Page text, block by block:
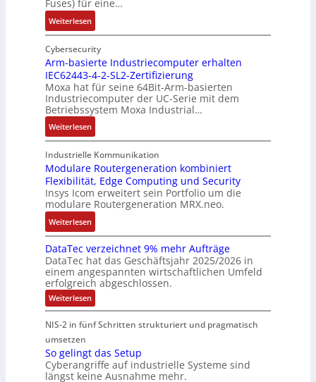
e
h
ä
u
s
e
d
e
h
n
u
n
g
e
n
e
n
A
u
f
w
a
n
d
,
K
o
t
e
n
u
n
d
S
t
ö
r
a
n
ä
l
i
t
ä
t
b
e
g
i
n
n
t
a
n
d
e
r
M
a
s
c
h
i
n
e
t
e
i
l
i
g
u
n
g
b
e
m
2
0
2
6
E
u
r
o
p
a
E
t
Fuses) für eine…
Weiterlesen:
I
n
t
e
l
l
i
g
e
n
e
F
e
h
l
e
r
s
t
r
a
t
g
i
Cybersecurity
Arm-basierte Industriecomputer erhalten
IEC62443-4-2-SL2-Zertifizierung
Moxa hat für seine 64Bit-Arm-basierten
Industriecomputer der UC-Serie mit dem
Betriebssystem Moxa Industrial…
Weiterlesen:
A
r
m
-
b
a
s
i
e
r
t
e
I
n
d
s
t
Industrielle Kommunikation
Modulare Routergeneration kombiniert
Flexibilität, Edge Computing und Security
Insys Icom erweitert sein Portfolio um die
modulare Routergeneration MRX.neo.
Weiterlesen:
M
o
d
u
l
a
r
e
o
u
DataTec verzeichnet 9% mehr Aufträge
DataTec hat das Geschäftsjahr 2025/2026 in
einem angespannten wirtschaftlichen Umfeld
erfolgreich abgeschlossen.
Weiterlesen:
D
t
e
c
v
NIS-2 in fünf Schritten strukturiert und pragmatisch
umsetzen
So gelingt das Setup
Cyberangriffe auf industrielle Systeme sind
längst keine Ausnahme mehr.